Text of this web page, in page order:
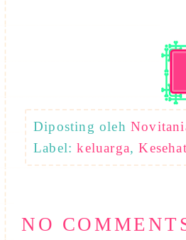
Diposting oleh
Label:keluarga,
NO